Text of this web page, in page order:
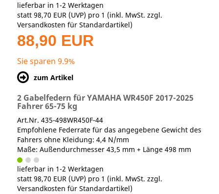
lieferbar in 1-2 Werktagen
statt 98,70 EUR (UVP) pro 1 (inkl. MwSt. zzgl.
Versandkosten für Standardartikel)
88,90 EUR
Sie sparen 9.9%
zum Artikel
2 Gabelfedern für YAMAHA WR450F 2017-2025
Fahrer 65-75 kg
Art.Nr. 435-498WR450F-44
Empfohlene Federrate für das angegebene Gewicht des
Fahrers ohne Kleidung: 4,4 N/mm
Maße: Außendurchmesser 43,5 mm + Länge 498 mm
lieferbar in 1-2 Werktagen
statt 98,70 EUR (UVP) pro 1 (inkl. MwSt. zzgl.
Versandkosten für Standardartikel)